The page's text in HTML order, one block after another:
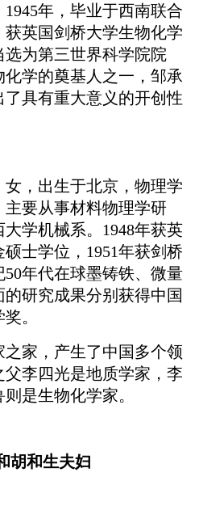
年，毕业于西南联合
获英国剑桥大学生物化学
选为第三世界科学院院
学的奠基人之一，邹承
具有重大意义的开创性
，出生于北京，物理学
要从事材料物理学研
学机械系。1948年获英
士学位，1951年获剑桥
年代在球墨铸铁、微量
研究成果分别获得中国
。
家，产生了中国多个领
李四光是地质学家，李
是生物化学家。
胡和生夫妇